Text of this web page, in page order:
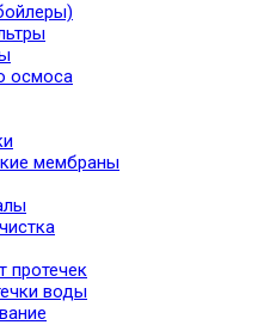
осмоса
мембраны
протечек
воды